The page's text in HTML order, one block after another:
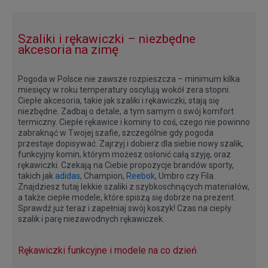
Szaliki i rękawiczki – niezbędne
akcesoria na zimę
Pogoda w Polsce nie zawsze rozpieszcza – minimum kilka
miesięcy w roku temperatury oscylują wokół zera stopni.
Ciepłe akcesoria, takie jak szaliki i rękawiczki, stają się
niezbędne. Zadbaj o detale, a tym samym o swój komfort
termiczny. Ciepłe rękawice i kominy to coś, czego nie powinno
zabraknąć w Twojej szafie, szczególnie gdy pogoda
przestaje dopisywać. Zajrzyj i dobierz dla siebie nowy szalik,
funkcyjny komin, którym możesz osłonić całą szyję, oraz
rękawiczki. Czekają na Ciebie propozycje brandów sporty,
takich jak adidas, Champion, Reebok, Umbro czy Fila.
Znajdziesz tutaj lekkie szaliki z szybkoschnących materiałów,
a także ciepłe modele, które spiszą się dobrze na prezent.
Sprawdź już teraz i zapełniaj swój koszyk! Czas na ciepły
szalik i parę niezawodnych rękawiczek.
Rękawiczki funkcyjne i modele na co dzień